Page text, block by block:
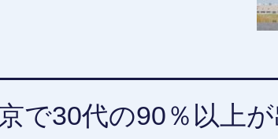
で30代の90％以上